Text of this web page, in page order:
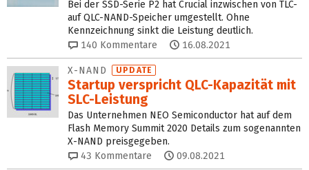
Bei der SSD-Serie P2 hat Crucial inzwischen von TLC-
auf QLC-NAND-Speicher umgestellt. Ohne
Kennzeichnung sinkt die Leistung deutlich.
140 Kommentare 16.08.2021
X-NAND UPDATE
Startup verspricht QLC-Kapazität mit
SLC-Leistung
Das Unternehmen NEO Semiconductor hat auf dem
Flash Memory Summit 2020 Details zum sogenannten
X-NAND preisgegeben.
43 Kommentare 09.08.2021